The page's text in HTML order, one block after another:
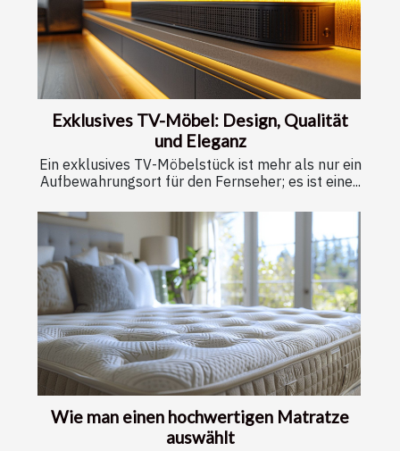
Exklusives TV-Möbel: Design, Qualität
und Eleganz
Ein exklusives TV-Möbelstück ist mehr als nur ein
Aufbewahrungsort für den Fernseher; es ist eine...
Wie man einen hochwertigen Matratze
auswählt